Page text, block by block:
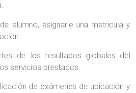
alumno, asignarle una matrícula y
de los resultados globales del
servicios prestados.
de exámenes de ubicación y